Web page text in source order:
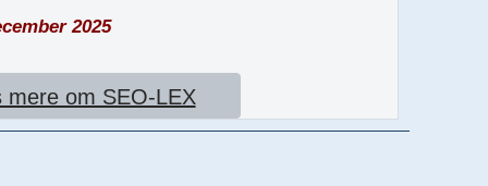
2025
om SEO-LEX